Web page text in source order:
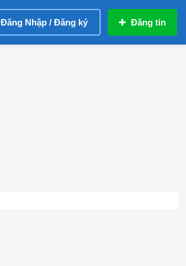
Đăng Nhập / Đăng ký Đăng tin